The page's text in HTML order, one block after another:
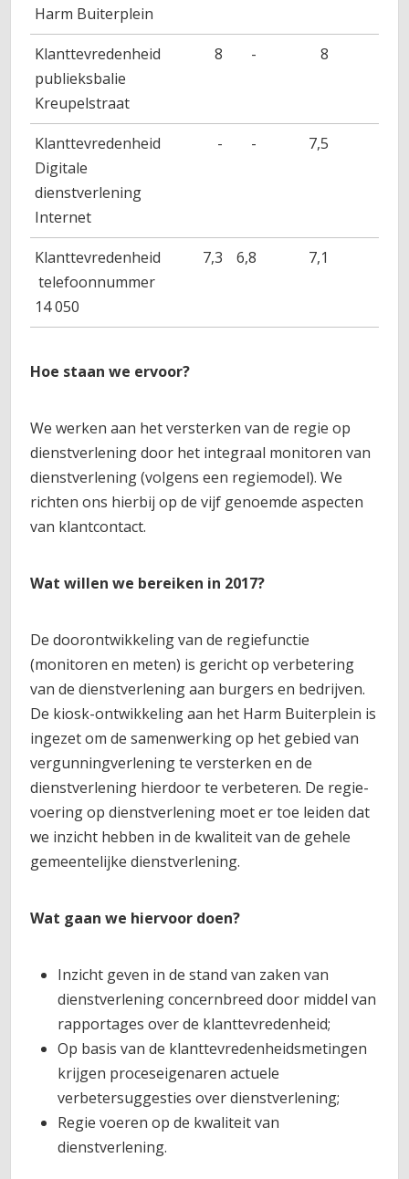
Harm Buiterplein
Klanttevredenheid
publieksbalie
Kreupelstraat
8 - 8
Klanttevredenheid
Digitale
dienstverlening
Internet
- - 7,5
Klanttevredenheid
telefoonnummer
14 050
7,3 6,8 7,1
Hoe staan we ervoor?
We werken aan het versterken van de regie op
dienstverlening door het integraal monitoren van
dienstverlening (volgens een regiemodel). We
richten ons hierbij op de vijf genoemde aspecten
van klantcontact.
Wat willen we bereiken in 2017?
De doorontwikkeling van de regiefunctie
(monitoren en meten) is gericht op verbetering
van de dienstverlening aan burgers en bedrijven.
De kiosk-ontwikkeling aan het Harm Buiterplein is
ingezet om de samenwerking op het gebied van
vergunningverlening te versterken en de
dienstverlening hierdoor te verbeteren. De regie-
voering op dienstverlening moet er toe leiden dat
we inzicht hebben in de kwaliteit van de gehele
gemeentelijke dienstverlening.
Wat gaan we hiervoor doen?
Inzicht geven in de stand van zaken van
dienstverlening concernbreed door middel van
rapportages over de klanttevredenheid;
Op basis van de klanttevredenheidsmetingen
krijgen proceseigenaren actuele
verbetersuggesties over dienstverlening;
Regie voeren op de kwaliteit van
dienstverlening.